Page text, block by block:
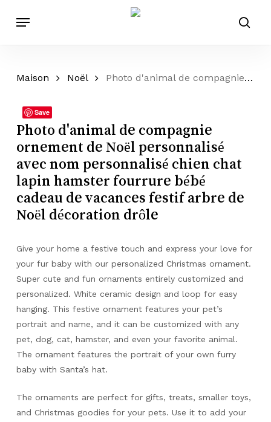
Menu
Maison Noël Photo d'animal de compagnie ornement de Noël personnalisé avec nom personnalisé chien chat lapin hamster fourrure bébé cadeau de vacances festif arbre de Noël décoration drôle
Save
Photo d'animal de compagnie
ornement de Noël personnalisé
avec nom personnalisé chien chat
lapin hamster fourrure bébé
cadeau de vacances festif arbre de
Noël décoration drôle
Give your home a festive touch and express your love for
your fur baby with our personalized Christmas ornament.
Super cute and fun ornaments entirely customized and
personalized. White ceramic design and loop for easy
hanging. This festive ornament features your pet’s
portrait and name, and it can be customized with any
pet, dog, cat, hamster, and even your favorite animal.
The ornament features the portrait of your own furry
baby with Santa’s hat.
The ornaments are perfect for gifts, treats, smaller toys,
and Christmas goodies for your pets. Use it to add your